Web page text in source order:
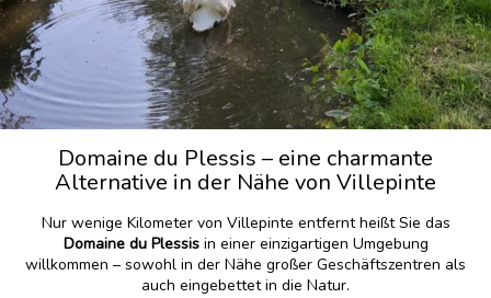
Domaine du Plessis – eine charmante
Alternative in der Nähe von Villepinte
Nur wenige Kilometer von Villepinte entfernt heißt Sie das
Domaine du Plessis in einer einzigartigen Umgebung
willkommen – sowohl in der Nähe großer Geschäftszentren als
auch eingebettet in die Natur.